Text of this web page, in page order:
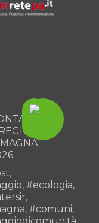
,
, #ecologia,
,
, #comuni,